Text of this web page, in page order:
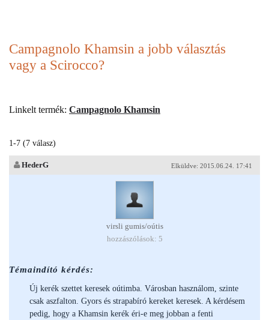
Campagnolo Khamsin a jobb választás
vagy a Scirocco?
Linkelt termék: Campagnolo Khamsin
1-7 (7 válasz)
Elküldve: 2015.06.24. 17:41
HederG
virsli gumis/oútis
hozzászólások: 5
Témaindító kérdés:
Új kerék szettet keresek oútimba. Városban használom, szinte
csak aszfalton. Gyors és strapabíró kereket keresek. A kérdésem
pedig, hogy a Khamsin kerék éri-e meg jobban a fenti